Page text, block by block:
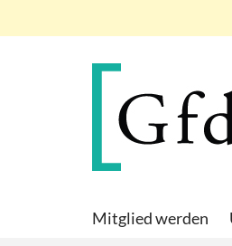
Mitglied werden